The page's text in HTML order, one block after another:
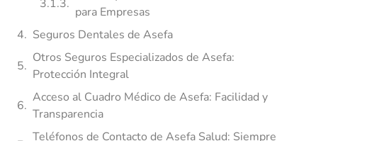
para Empresas
Seguros Dentales de Asefa
Otros Seguros Especializados de Asefa:
Protección Integral
Acceso al Cuadro Médico de Asefa: Facilidad y
Transparencia
Teléfonos de Contacto de Asefa Salud: Siempre